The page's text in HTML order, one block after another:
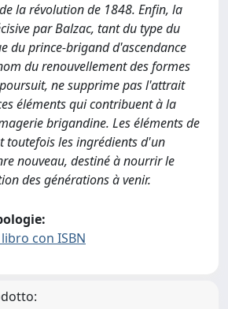
la révolution de 1848. Enfin, la
par Balzac, tant du type du
du prince-brigand d'ascendance
du renouvellement des formes
ne supprime pas l'attrait
éléments qui contribuent à la
brigandine. Les éléments de
toutefois les ingrédients d'un
nouveau, destiné à nourrir le
des générations à venir.
con ISBN